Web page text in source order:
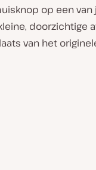
op een van
doorzichtige
van het